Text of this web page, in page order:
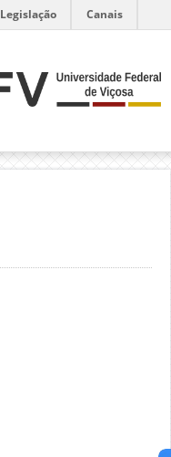
Legislação Canais